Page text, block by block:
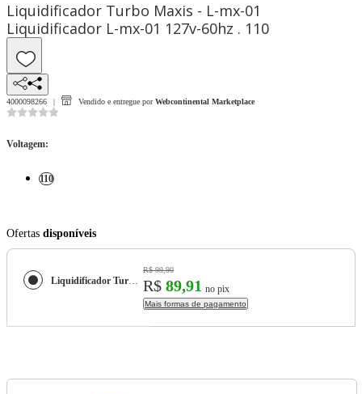
Liquidificador Turbo Maxis - L-mx-01
Liquidificador L-mx-01 127v-60hz . 110
4000098266 Vendido e entregue por Webcontinental Marketplace
Voltagem:
110
Ofertas disponíveis
Liquidificador Turbo Maxis - L-mx-01 Liquidificador L-mx-01 127v-60hz .
R$ 99,90
R$ 89,91 no pix
Mais formas de pagamento